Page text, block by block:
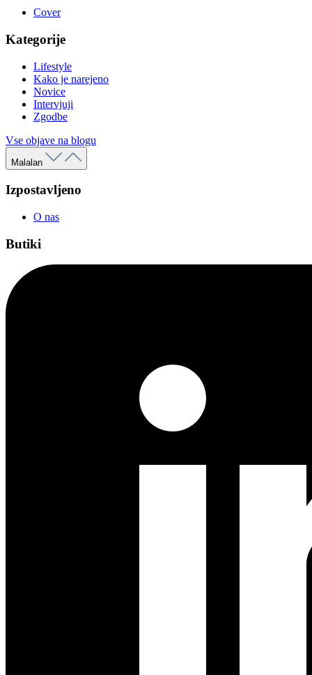
Cover
Kategorije
Lifestyle
Kako je narejeno
Novice
Intervjuji
Zgodbe
Vse objave na blogu
Malalan
Izpostavljeno
O nas
Butiki